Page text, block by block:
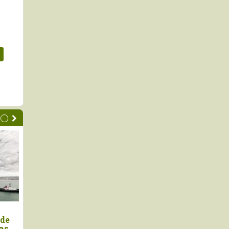
peruanas de
+16.7% en